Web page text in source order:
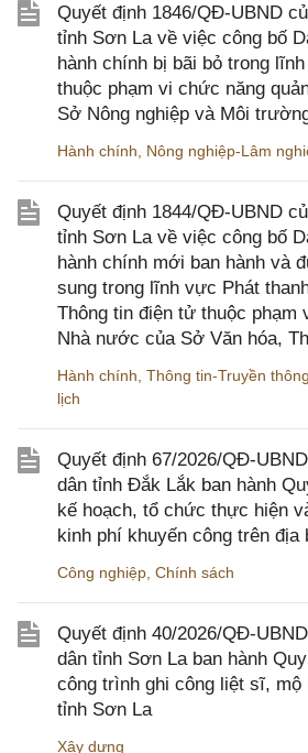
Quyết định 1846/QĐ-UBND
tỉnh Sơn La về việc công bố
hành chính bị bãi bỏ trong
thuộc phạm vi chức năng
Sở Nông nghiệp và Môi
Hành chính Nông nghiệp-Lâm
Quyết định 1844/QĐ-UBND
tỉnh Sơn La về việc công bố
hành chính mới ban hành và
sung trong lĩnh vực Phát
Thông tin điện tử thuộc phạm
Nhà nước của Sở Văn hóa,
Hành chính Thông tin-Truyền thông
lịch
Quyết định 67/2026/QĐ-
dân tỉnh Đắk Lắk ban hành
kế hoạch, tổ chức thực hiện
kinh phí khuyến công trên địa
Công nghiệp Chính sách
Quyết định 40/2026/QĐ-
dân tỉnh Sơn La ban hành
công trình ghi công liệt sĩ,
tỉnh Sơn La
Xây dựng